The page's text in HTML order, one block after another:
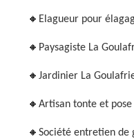
Elagueur pour
Paysagiste La
Jardinier La
Artisan tonte et
Société entretien de